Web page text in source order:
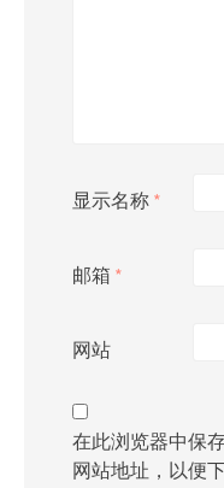
显示名称 *
邮箱 *
网站
在此浏览器中保
网站地址，以便